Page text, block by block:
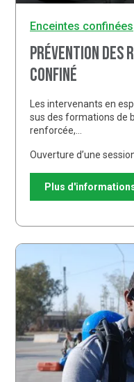
Enceintes confinées
Prévention des
confiné
Les intervenants en
sus des formations de
renforcée,…
Ouverture d’une
Plus